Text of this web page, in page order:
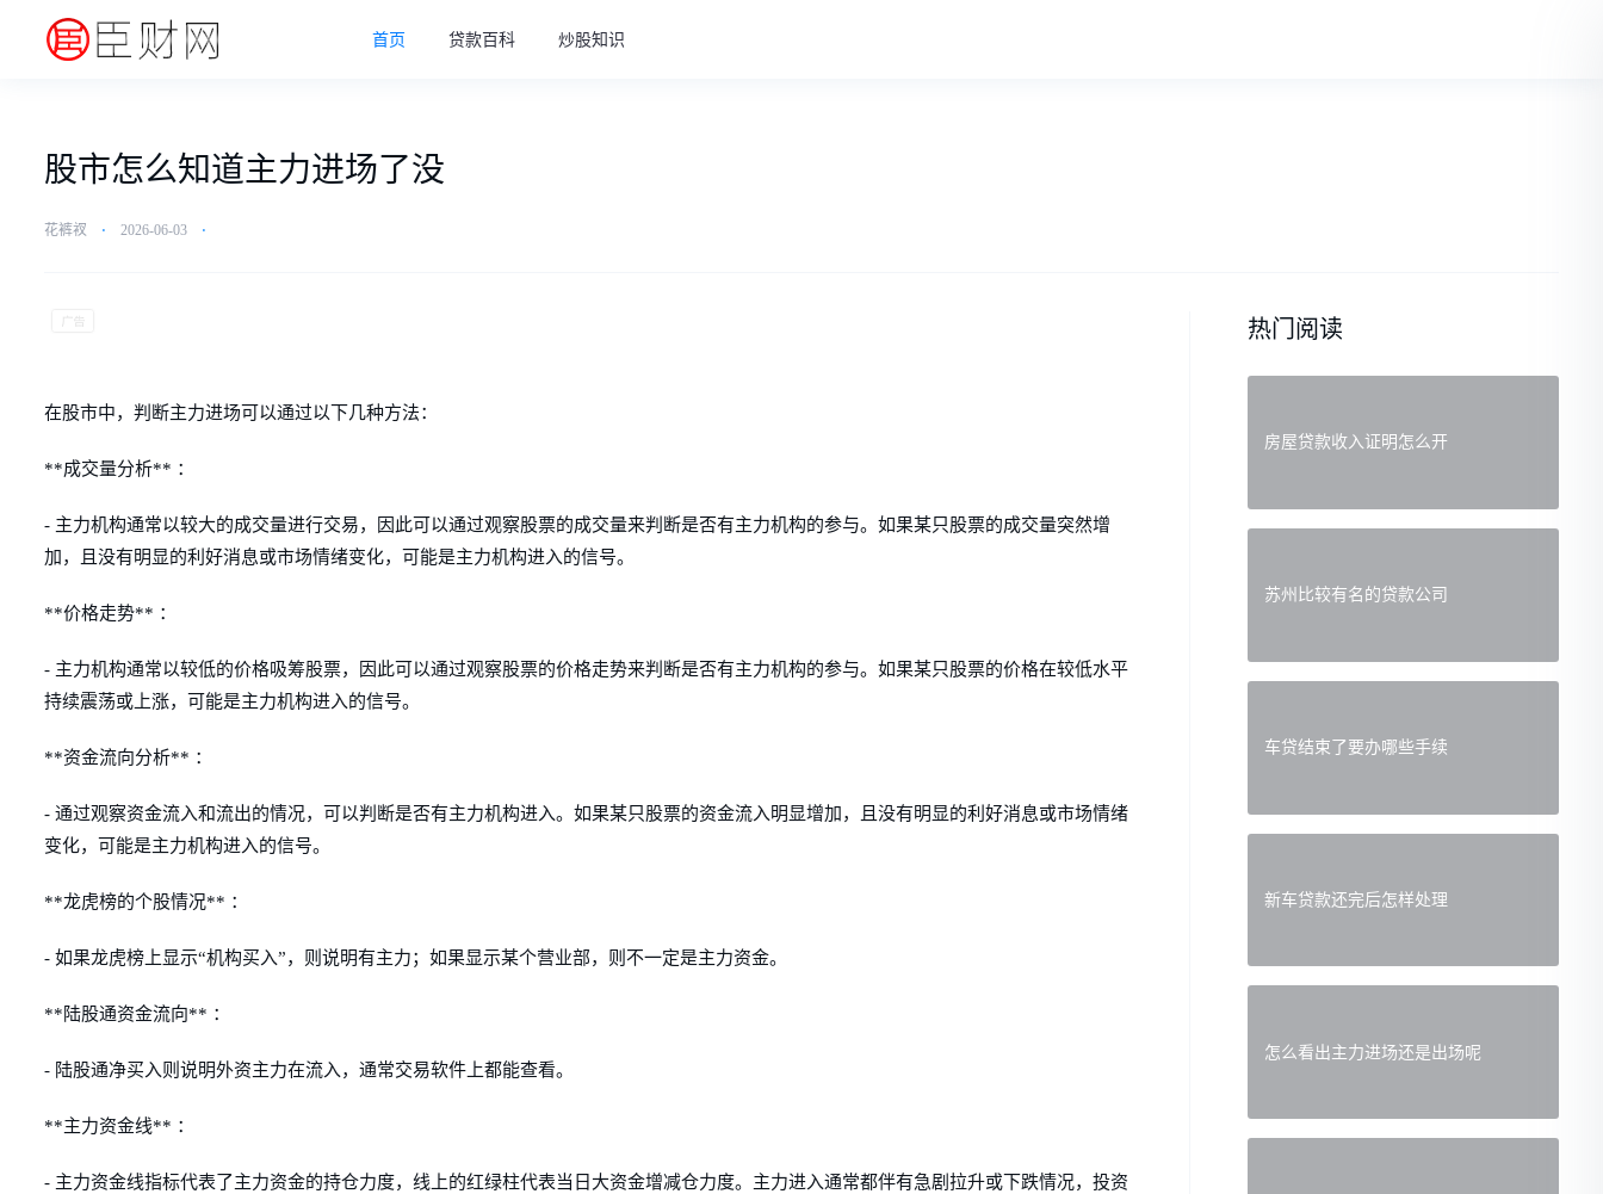
首页 贷款百科 炒股知识
股市怎么知道主力进场了没
花裤衩 ⋅ 2026-06-03 ⋅
在股市中，判断主力进场可以通过以下几种方法：
**成交量分析** ：
- 主力机构通常以较大的成交量进行交易，因此可以通过观察股票的成交量来判断是否有主力机构的参与。如果某只股票的成交量突然增
加，且没有明显的利好消息或市场情绪变化，可能是主力机构进入的信号。
**价格走势** ：
- 主力机构通常以较低的价格吸筹股票，因此可以通过观察股票的价格走势来判断是否有主力机构的参与。如果某只股票的价格在较低水平
持续震荡或上涨，可能是主力机构进入的信号。
**资金流向分析** ：
- 通过观察资金流入和流出的情况，可以判断是否有主力机构进入。如果某只股票的资金流入明显增加，且没有明显的利好消息或市场情绪
变化，可能是主力机构进入的信号。
**龙虎榜的个股情况** ：
- 如果龙虎榜上显示“机构买入”，则说明有主力；如果显示某个营业部，则不一定是主力资金。
**陆股通资金流向** ：
- 陆股通净买入则说明外资主力在流入，通常交易软件上都能查看。
**主力资金线** ：
- 主力资金线指标代表了主力资金的持仓力度，线上的红绿柱代表当日大资金增减仓力度。主力进入通常都伴有急剧拉升或下跌情况，投资
热门阅读
房屋贷款收入证明怎么开
苏州比较有名的贷款公司
车贷结束了要办哪些手续
新车贷款还完后怎样处理
怎么看出主力进场还是出场呢